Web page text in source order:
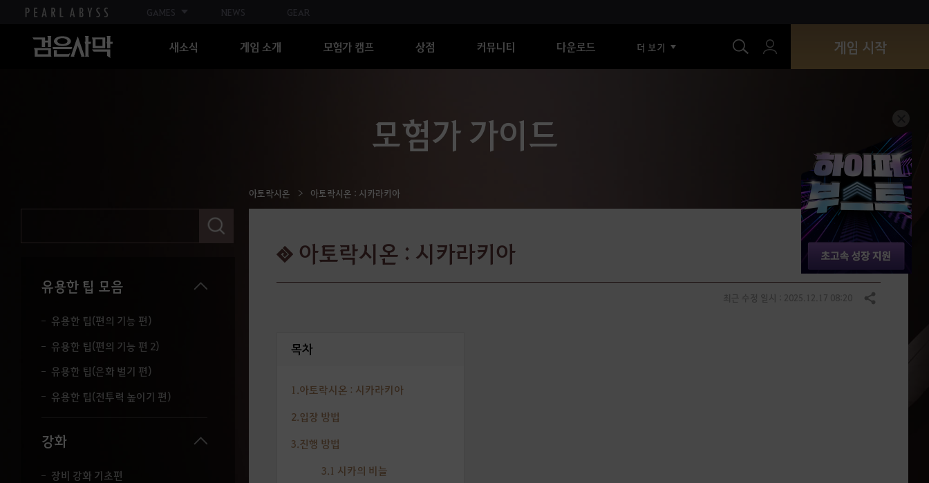
GAMES NEWS GEAR
새소식 게임 소개 모험가 캠프 상점 커뮤니티 다운로드 더 보기 게임 시작
모험가 가이드
어
황실 납품
황금 인장
생활 레벨별 요구 경험치
유용한 팁 모음
유용한 팁(편의 기능 편)
유용한 팁(편의 기능 편 2)
유용한 팁(은화 벌기 편)
유용한 팁(전투력 높이기 편)
강화
장비 강화 기초편
아토락시온 아토락시온 : 시카라키아
아토락시온 : 시카라키아
공유하기
목차
1.아토락시온 : 시카라키아
2.입장 방법
3.진행 방법
3.1 시카의 비늘